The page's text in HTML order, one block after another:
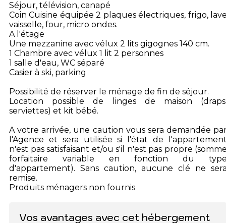
Séjour, télévision, canapé
Coin Cuisine équipée 2 plaques électriques, frigo,
vaisselle, four, micro ondes.
A l'étage
Une mezzanine avec vélux 2 lits gigognes 140 cm.
1 Chambre avec vélux 1 lit 2 personnes
1 salle d'eau, WC séparé
Casier à ski, parking
Possibilité de réserver le ménage de fin de séjour.
Location possible de linges de maison
serviettes) et kit bébé.
A votre arrivée, une caution vous sera demandée
l'Agence et sera utilisée si l'état de
n'est pas satisfaisant et/ou s'il n'est pas propre
forfaitaire variable en fonction du
d'appartement). Sans caution, aucune clé ne
remise.
Produits ménagers non fournis
Vos avantages avec cet hébergement